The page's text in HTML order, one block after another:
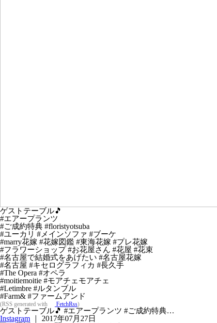
ゲストテーブル🎵
#エアープランツ
#ご成約特典 #floristyotsuba
#ユーカリ #メインソファ #ブーケ
#marry花嫁 #花嫁図鑑 #東海花嫁 #プレ花嫁
#フラワーショップ #お花屋さん #花屋 #花束
#名古屋で結婚式をあげたい #名古屋花嫁
#名古屋 #キセログラフィカ #長久手
#The Opera #オペラ
#moitiemoitie #モアチェモアチェ
#Letimbre #ルタンブル
#Farm& #ファームアンド
(RSS generated with FetchRss)
ゲストテーブル🎵 #エアープランツ #ご成約特典…
Instagram ｜ 2017年07月27日